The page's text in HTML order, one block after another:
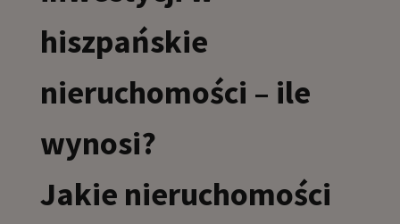
hiszpańskie
nieruchomości – ile
wynosi?
Jakie nieruchomości